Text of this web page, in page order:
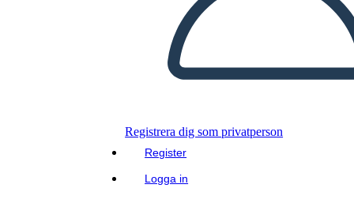
Registrera dig som privatperson
Register
Logga in
SPELA UPP BILDSPEL
LÄS FÖR MIG